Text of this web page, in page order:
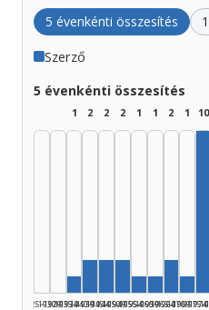
5 évenkénti összesítés
Szerző
5 évenkénti összesítés
1925–1929
1930–1934
1
Szerző, 1935–1939:
1935–1939
2
1940–1944
2
1945–1949
2
1950–1954
1
Szerző,
1955–1959
1
Szerző,
1960–1964
2
1965–1969
1
1970–1974
10